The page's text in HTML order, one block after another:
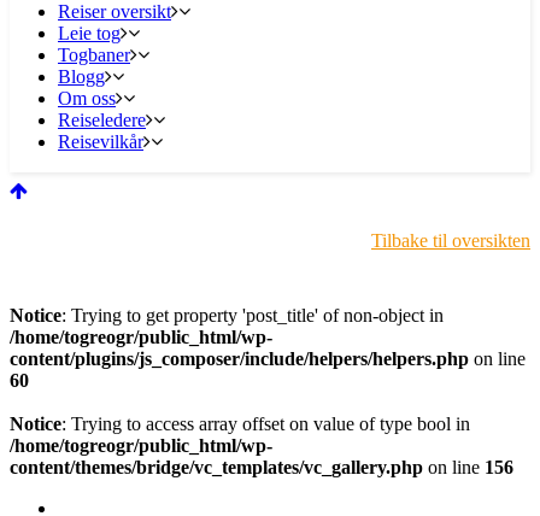
Reiser oversikt
Leie tog
Togbaner
Blogg
Om oss
Reiseledere
Reisevilkår
Tilbake til oversikten
Notice: Trying to get property 'post_title' of non-object in
/home/togreogr/public_html/wp-
content/plugins/js_composer/include/helpers/helpers.php on line
60
Notice: Trying to access array offset on value of type bool in
/home/togreogr/public_html/wp-
content/themes/bridge/vc_templates/vc_gallery.php on line 156